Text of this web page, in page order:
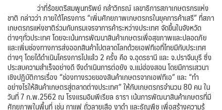
ว่าที่ร้อยตรีสมพูนทรัพย์ กล้าวิกรณ์ เลขาธิการสภาเกษตรกรแห่ง
ชาติ กล่าวว่า ภายใต้โครงการ “เพิ่มศักยภาพเกษตรกรในยุคการค้าเสรี” ที่สภา
เกษตรกรแห่งชาติร่วมกับกรมเจรจาการค้าระหว่างประเทศ จัดขึ้นในจังหวัด
ต่างๆทั่วประเทศ โดยจะเน้นการพัฒนาสินค้าเกษตรเพื่อสุขภาพและปลอดภัย
และเพิ่มช่องทางการส่งออกสินค้าไปตลาดโลกด้วยเอฟทีเอที่ไทยมีกับประเทศ
ต่างๆ โดยได้ดำเนินโครงการไปแล้ว 2 ครั้ง คือ จ.อุดรธานี และ จ.ปราจีนบุรี ซึ่ง
ประสบความสำเร็จอย่างดี จึงดำเนินการต่อยัง จ.แม่ฮ่องสอน โดยมีการเสวนา
เชิงปฏิบัติการเรื่อง “ช่องทางรวยของสินค้าเกษตรจากเอฟทีเอ” และ “ทำ
อย่างไรให้สินค้าเกษตรสู่ตลาดต่างประเทศ” ให้กับเกษตรกรจำนวน 80 คน ใน
วันที่ 7 ก.พ.2562 ณ โรงแรมอิมพีเรียล ธารา เน้นการพัฒนาสินค้าเกษตรที่มี
ศักยภาพในพื้นที่ เช่น กาแฟ ถั่วลายเสือ งาดำ และธัญพืช เพื่อสร้างความรู้